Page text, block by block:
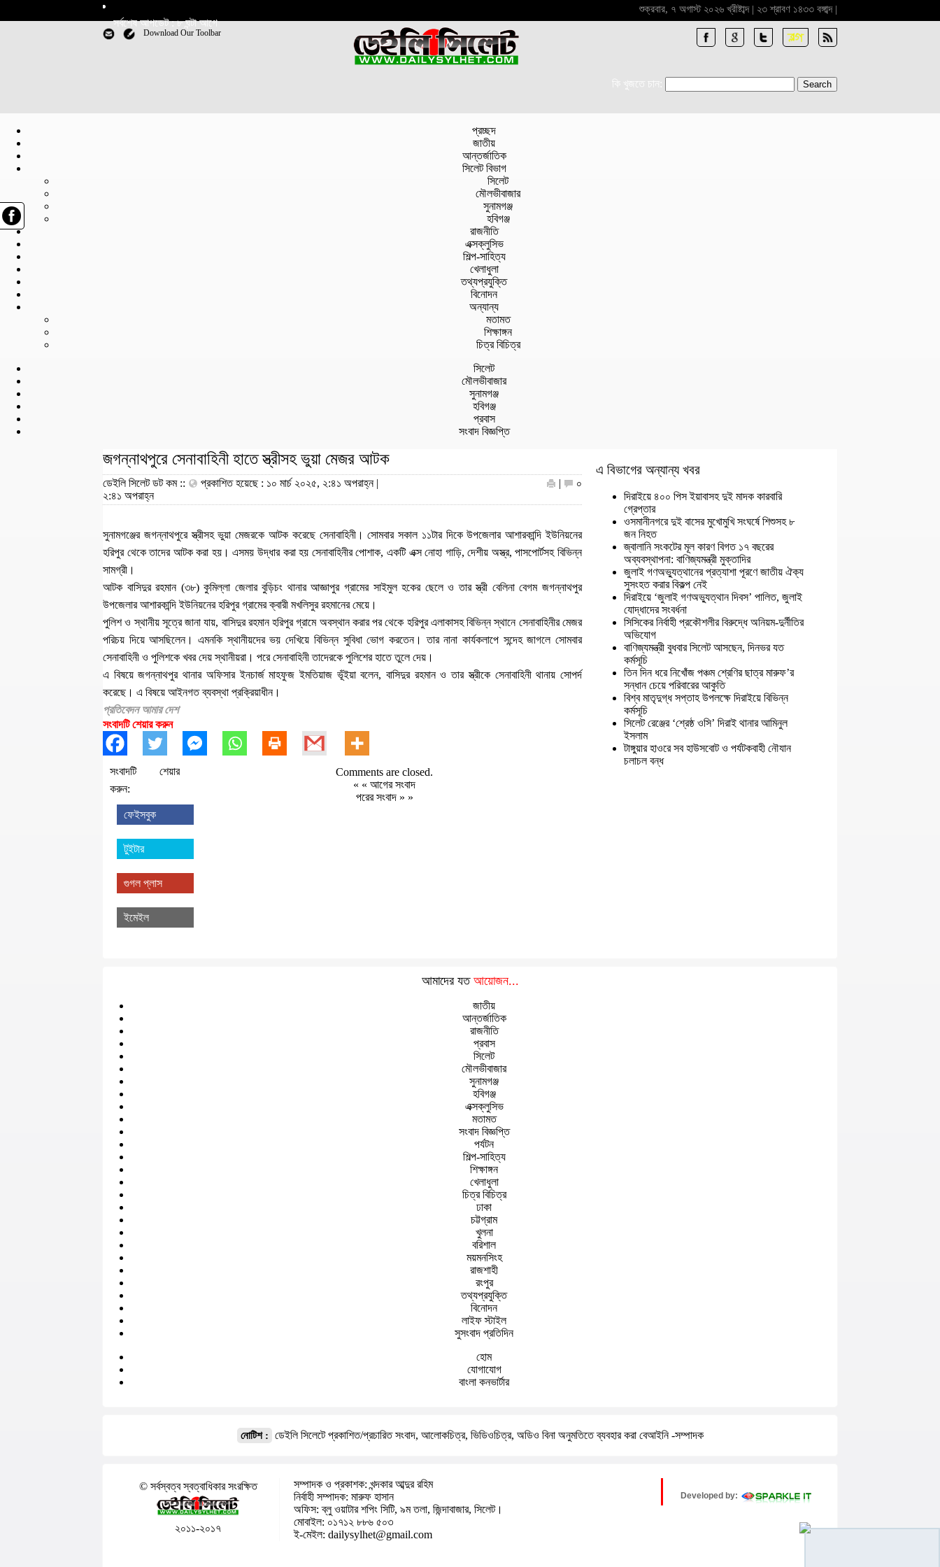
সর্বশেষ আপডেট : ৮ ঘন্টা আগে
শুক্রবার, ৭ অগাস্ট ২০২৬ খ্রীষ্টাব্দ | ২৩ শ্রাবণ ১৪৩৩ বঙ্গাব্দ |
Download Our Toolbar
কি খুজতে চান:
প্রচ্ছদ
জাতীয়
আন্তর্জাতিক
সিলেট বিভাগ
সিলেট
মৌলভীবাজার
সুনামগঞ্জ
হবিগঞ্জ
রাজনীতি
এক্সক্লুসিভ
শিল্প-সাহিত্য
খেলাধুলা
তথ্যপ্রযুক্তি
বিনোদন
অন্যান্য
মতামত
শিক্ষাঙ্গন
চিত্র বিচিত্র
সিলেট
মৌলভীবাজার
সুনামগঞ্জ
হবিগঞ্জ
প্রবাস
সংবাদ বিজ্ঞপ্তি
জগন্নাথপুরে সেনাবাহিনী হাতে স্ত্রীসহ ভুয়া মেজর আটক
ডেইলি সিলেট ডট কম ::
প্রকাশিত হয়েছে : ১০ মার্চ ২০২৫, ২:৪১ অপরাহ্ন |
২:৪১ অপরাহ্ন
| ০
সুনামগঞ্জের জগন্নাথপুরে স্ত্রীসহ ভুয়া মেজরকে আটক করেছে সেনাবাহিনী। সোমবার সকাল ১১টার দিকে উপজেলার আশারকান্দি ইউনিয়নের
হরিপুর থেকে তাদের আটক করা হয়। এসময় উদ্ধার করা হয় সেনাবাহিনীর পোশাক, একটি এক্স নোহা গাড়ি, দেশীয় অস্ত্র, পাসপোর্টসহ বিভিন্ন
সামগ্রী।
আটক বাসিদুর রহমান (৩৮) কুমিল্লা জেলার বুড়িচং থানার আজ্ঞাপুর গ্রামের সাইমুল হকের ছেলে ও তার স্ত্রী বেলিনা বেগম জগন্নাথপুর
উপজেলার আশারকান্দি ইউনিয়নের হরিপুর গ্রামের ক্বারী মখলিসুর রহমানের মেয়ে।
পুলিশ ও স্থানীয় সূত্রে জানা যায়, বাসিদুর রহমান হরিপুর গ্রামে অবস্থান করার পর থেকে হরিপুর এলাকাসহ বিভিন্ন স্থানে সেনাবাহিনীর মেজর
পরিচয় দিয়ে আসছিলেন। এমনকি স্থানীয়দের ভয় দেখিয়ে বিভিন্ন সুবিধা ভোগ করতেন। তার নানা কার্যকলাপে সন্দেহ জাগলে সোমবার
সেনাবাহিনী ও পুলিশকে খবর দেয় স্থানীয়রা। পরে সেনাবাহিনী তাদেরকে পুলিশের হাতে তুলে দেয়।
এ বিষয়ে জগন্নাথপুর থানার অফিসার ইনচার্জ মাহফুজ ইমতিয়াজ ভূঁইয়া বলেন, বাসিদুর রহমান ও তার স্ত্রীকে সেনাবাহিনী থানায় সোপর্দ
করেছে। এ বিষয়ে আইনগত ব্যবস্থা প্রক্রিয়াধীন।
প্রতিবেদন আমার দেশ
সংবাদটি শেয়ার করুন
সংবাদটি শেয়ার
করুন:
ফেইসবুক
টুইটার
গুগল প্লাস
ইমেইল
Comments are closed.
« « আগের সংবাদ
পরের সংবাদ » »
এ বিভাগের অন্যান্য খবর
দিরাইয়ে ৪০০ পিস ইয়াবাসহ দুই মাদক কারবারি
গ্রেপ্তার
ওসমানীনগরে দুই বাসের মুখোমুখি সংঘর্ষে শিশুসহ ৮
জন নিহত
জ্বালানি সংকটের মূল কারণ বিগত ১৭ বছরের
অব্যবস্থাপনা: বাণিজ্যমন্ত্রী মুক্তাদির
জুলাই গণঅভ্যুত্থানের প্রত্যাশা পূরণে জাতীয় ঐক্য
সুসংহত করার বিকল্প নেই
দিরাইয়ে ‘জুলাই গণঅভ্যুত্থান দিবস’ পালিত, জুলাই
যোদ্ধাদের সংবর্ধনা
সিসিকের নির্বাহী প্রকৌশলীর বিরুদ্ধে অনিয়ম-দুর্নীতির
অভিযোগ
বাণিজ্যমন্ত্রী বুধবার সিলেট আসছেন, দিনভর যত
কর্মসূচি
তিন দিন ধরে নিখোঁজ পঞ্চম শ্রেণির ছাত্র মারুফ’র
সন্ধান চেয়ে পরিবারের আকুতি
বিশ্ব মাতৃদুগ্ধ সপ্তাহ উপলক্ষে দিরাইয়ে বিভিন্ন
কর্মসূচি
সিলেট রেঞ্জের ‘শ্রেষ্ঠ ওসি’ দিরাই থানার আমিনুল
ইসলাম
টাঙ্গুয়ার হাওরে সব হাউসবোট ও পর্যটকবাহী নৌযান
চলাচল বন্ধ
আমাদের যত আয়োজন...
জাতীয়
আন্তর্জাতিক
রাজনীতি
প্রবাস
সিলেট
মৌলভীবাজার
সুনামগঞ্জ
হবিগঞ্জ
এক্সক্লুসিভ
মতামত
সংবাদ বিজ্ঞপ্তি
পর্যটন
শিল্প-সাহিত্য
শিক্ষাঙ্গন
খেলাধুলা
চিত্র বিচিত্র
ঢাকা
চট্টগ্রাম
খুলনা
বরিশাল
ময়মনসিংহ
রাজশাহী
রংপুর
তথ্যপ্রযুক্তি
বিনোদন
লাইফ স্টাইল
সুসংবাদ প্রতিদিন
হোম
যোগাযোগ
বাংলা কনভার্টার
নোটিশ : ডেইলি সিলেটে প্রকাশিত/প্রচারিত সংবাদ, আলোকচিত্র, ভিডিওচিত্র, অডিও বিনা অনুমতিতে ব্যবহার করা বেআইনি -সম্পাদক
© সর্বস্বত্ব স্বত্বাধিকার সংরক্ষিত
২০১১-২০১৭
সম্পাদক ও প্রকাশক: খন্দকার আব্দুর রহিম
নির্বাহী সম্পাদক: মারুফ হাসান
অফিস: ব্লু ওয়াটার শপিং সিটি, ৯ম তলা, জিন্দাবাজার, সিলেট।
মোবাইল: ০১৭১২ ৮৮৬ ৫০৩
ই-মেইল: dailysylhet@gmail.com
Developed by: